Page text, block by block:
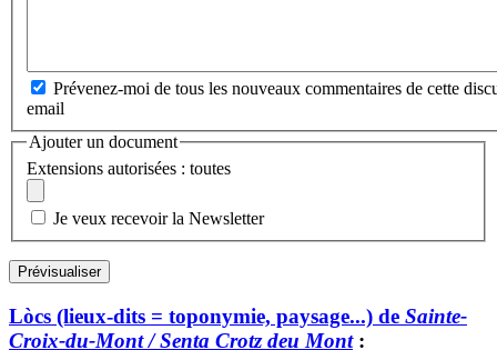
Prévenez-moi de tous les nouveaux commentaires de cette
email
Ajouter un document
Extensions autorisées : toutes
Je veux recevoir la Newsletter
Lòcs (lieux-dits = toponymie, paysage...) de Sainte-
Croix-du-Mont / Senta Crotz deu Mont: